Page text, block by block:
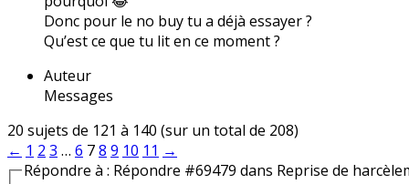
Donc pour le no buy tu a déjà essayer ?
Qu’est ce que tu lit en ce moment ?
Auteur
Messages
20 sujets de 121 à 140 (sur un total de 208)
← 1 2 3 … 6 78 9 10 11 →
Répondre à : Répondre #69479 dans Reprise de